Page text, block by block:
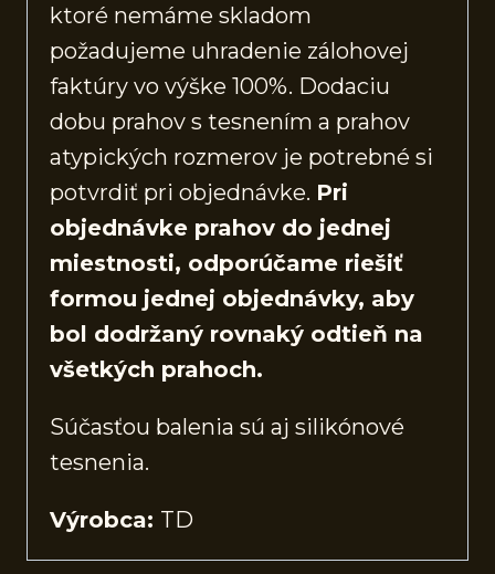
ktoré nemáme skladom
požadujeme uhradenie zálohovej
faktúry vo výške 100%. Dodaciu
dobu prahov s tesnením a prahov
atypických rozmerov je potrebné si
potvrdiť pri objednávke. Pri
objednávke prahov do jednej
miestnosti, odporúčame riešiť
formou jednej objednávky, aby
bol dodržaný rovnaký odtieň na
všetkých prahoch.
Súčasťou balenia sú aj silikónové
tesnenia.
Výrobca: TD